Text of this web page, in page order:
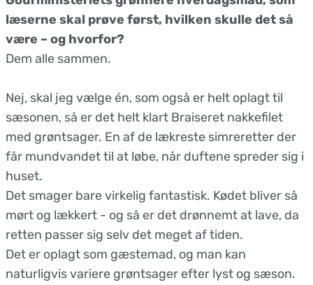
læserne skal prøve først, hvilken skulle det så
være – og hvorfor?
Dem alle sammen.
Nej, skal jeg vælge én, som også er helt oplagt til
sæsonen, så er det helt klart Braiseret nakkefilet
med grøntsager. En af de lækreste simreretter der
får mundvandet til at løbe, når duftene spreder sig i
huset.
Det smager bare virkelig fantastisk. Kødet bliver så
mørt og lækkert - og så er det drønnemt at lave, da
retten passer sig selv det meget af tiden.
Det er oplagt som gæstemad, og man kan
naturligvis variere grøntsager efter lyst og sæson.